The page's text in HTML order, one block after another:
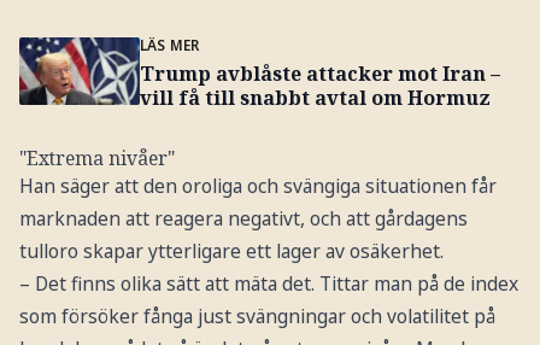
LÄS MER
Trump avblåste attacker mot Iran –
vill få till snabbt avtal om Hormuz
"Extrema nivåer"
Han säger att den oroliga och svängiga situationen får
marknaden att reagera negativt, och att gårdagens
tulloro skapar ytterligare ett lager av osäkerhet.
– Det finns olika sätt att mäta det. Tittar man på de index
som försöker fånga just svängningar och volatilitet på